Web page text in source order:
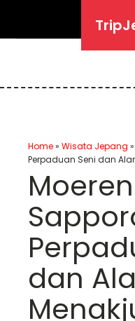
Home» Wisata Jepang »
Perpaduan Seni dan
dan